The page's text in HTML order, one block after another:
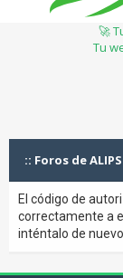
🚀
Tu
:: Foros de
El código de
correctamente a
inténtalo de nuevo.